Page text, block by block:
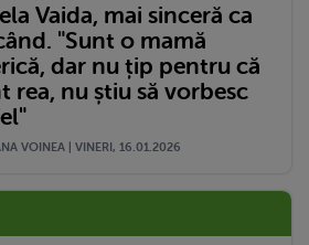
Vaida, mai sinceră ca
"Sunt o mamă
dar nu țip pentru că
rea, nu știu să vorbesc
VOINEA | VINERI, 16.01.2026